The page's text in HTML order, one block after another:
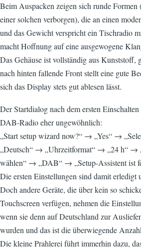
Beim Auspacken zeigen sich runde Formen
einer solchen verborgen), die an einen
und das Gewicht verspricht ein Tischradio
macht Hoffnung auf eine ausgewogene
Das Gehäuse ist vollständig aus Kunststoff,
nach hinten fallende Front stellt eine gute
sich das Display stets gut ablesen lässt.
Der Startdialog nach dem ersten
DAB-Radio eher ungewöhnlich:
„Start setup wizard now?“ → „Yes“ →
„Deutsch“ → „Uhrzeitformat“ → „24 h“ →
wählen“ → „DAB“ → „Setup-Assistent ist
Die ersten Einstellungen sind damit erledigt
Doch andere Geräte, die über kein so
Touchscreen verfügen, nehmen die
wenn sie denn auf Deutschland zur
wurden und das ist die überwiegende
Die kleine Prahlerei führt immerhin dazu,